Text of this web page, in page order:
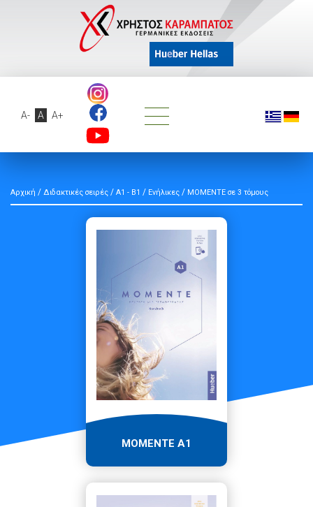
A- A A+
Αρχική / Διδακτικές σειρές / A1 - B1 / Ενήλικες / ΜΟΜΕΝΤΕ σε 3 τόμους
MOMENTE A1